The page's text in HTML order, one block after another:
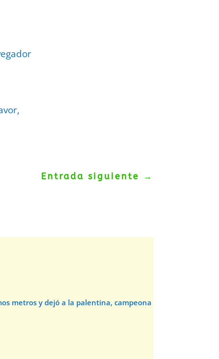
Entrada siguiente →
metros y dejó a la palentina, campeona